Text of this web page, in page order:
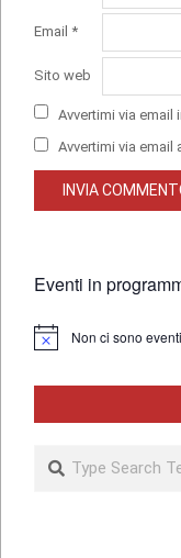
Email *
Sito web
Avvertimi via email
Avvertimi via email
Eventi in
Notice Non ci sono
Search